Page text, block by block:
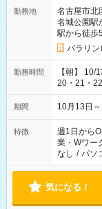
勤務地
名古屋市北
名城公園駅
駅から徒歩
パラリン
勤務時間
【朝】
20・21・
【夕方】
10/22→「
け、夕方だ
期間 10月13日
特徴 週1日から
業・Wワー
なし / パソ
気になる！